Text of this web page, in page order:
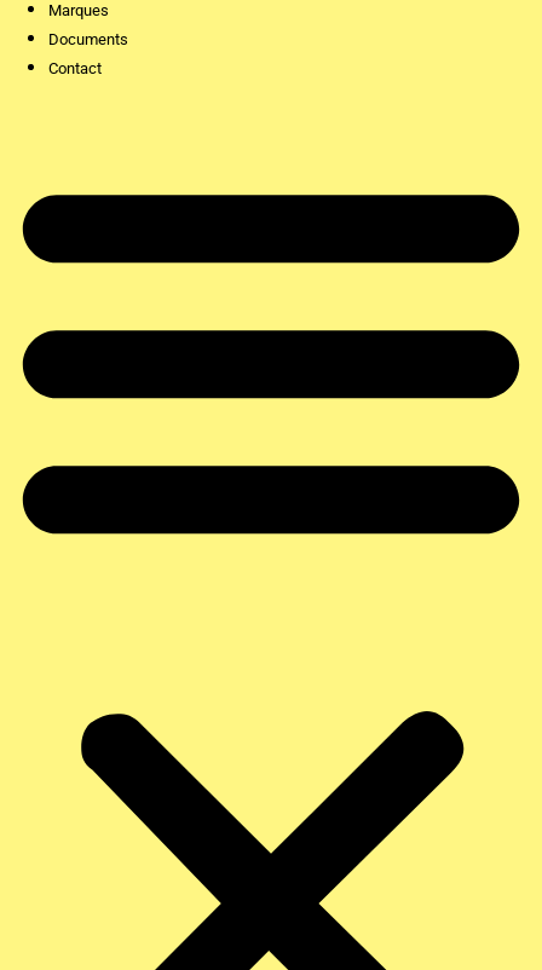
Marques
Documents
Contact